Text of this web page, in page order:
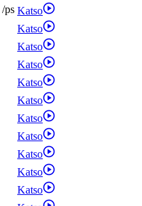
/ps Katso
Katso
Katso
Katso
Katso
Katso
Katso
Katso
Katso
Katso
Katso